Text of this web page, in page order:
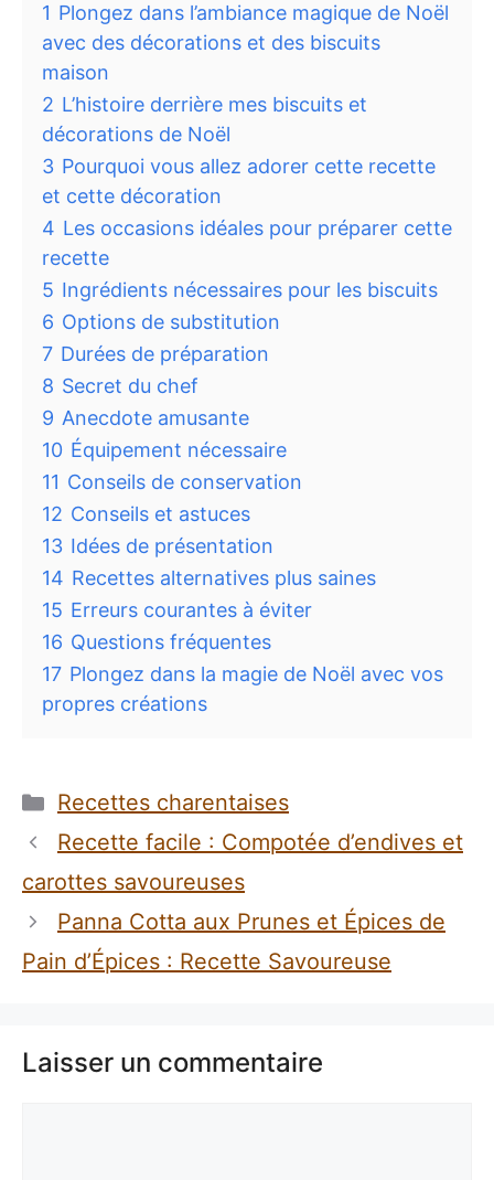
1 Plongez dans l’ambiance magique de Noël
avec des décorations et des biscuits
maison
2 L’histoire derrière mes biscuits et
décorations de Noël
3 Pourquoi vous allez adorer cette recette
et cette décoration
4 Les occasions idéales pour préparer cette
recette
5 Ingrédients nécessaires pour les biscuits
6 Options de substitution
7 Durées de préparation
8 Secret du chef
9 Anecdote amusante
10 Équipement nécessaire
11 Conseils de conservation
12 Conseils et astuces
13 Idées de présentation
14 Recettes alternatives plus saines
15 Erreurs courantes à éviter
16 Questions fréquentes
17 Plongez dans la magie de Noël avec vos
propres créations
Catégories
Recettes charentaises
Recette facile : Compotée d’endives et
carottes savoureuses
Panna Cotta aux Prunes et Épices de
Pain d’Épices : Recette Savoureuse
Laisser un commentaire